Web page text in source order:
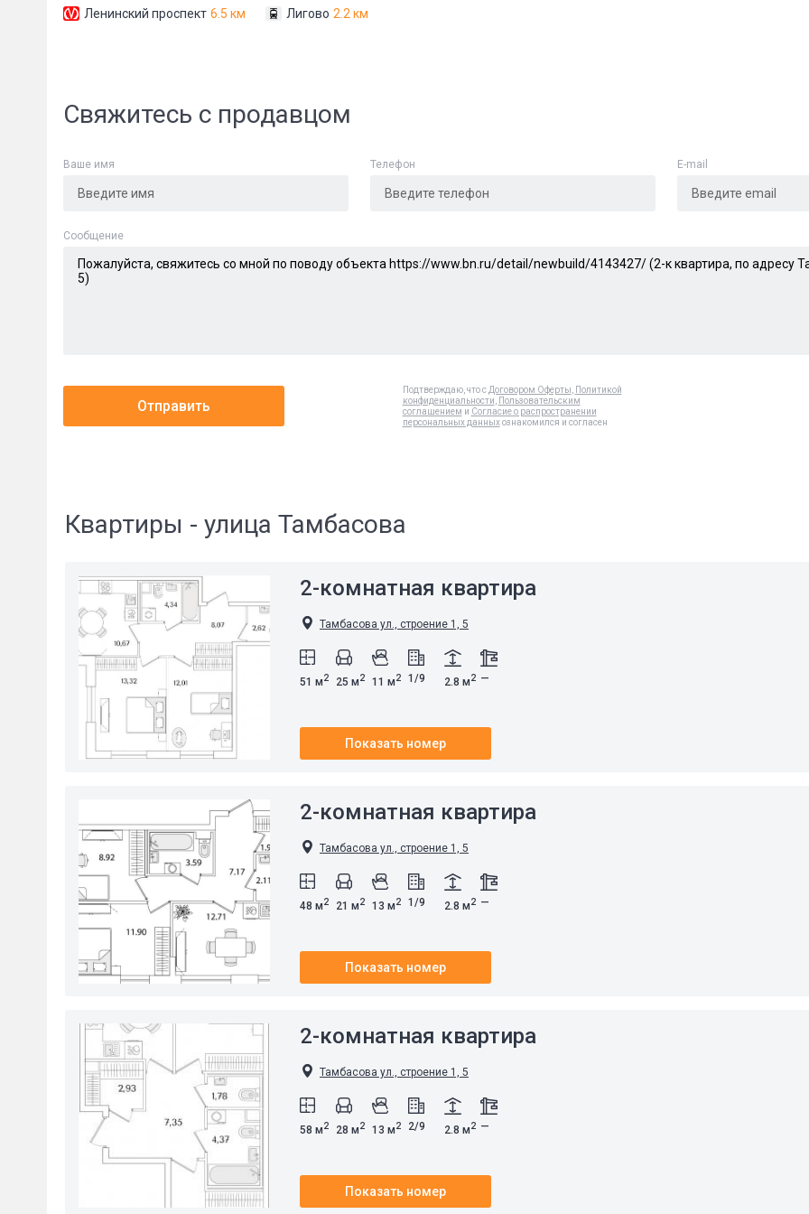
Ленинский проспект 6.5 км
Лигово 2.2 км
Свяжитесь с продавцом
Ваше имя Телефон E-mail
Cообщение
Отправить
Подтверждаю, что с Договором Оферты
Политикой
конфиденциальности
Пользовательским
соглашением и Согласие о распространении
персональных данныхознакомился и согласен
Квартиры - улица Тамбасова
2-комнатная квартира
Тамбасова ул., строение 1, 5
51 м2 25 м2 11 м2 1/9 2.8 м2 —
Показать номер
2-комнатная квартира
Тамбасова ул., строение 1, 5
48 м2 21 м2 13 м2 1/9 2.8 м2 —
Показать номер
2-комнатная квартира
Тамбасова ул., строение 1, 5
58 м2 28 м2 13 м2 2/9 2.8 м2 —
Показать номер